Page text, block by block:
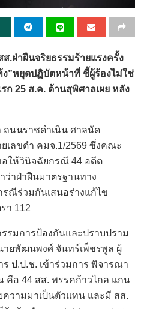
.ฝ่าฝืนจริยธรรมร้ายแรงครั้ง
ง”หยุดปฏิบัตหน้าที่ ชี้ผู้ร้องไม่ใช่
25 ส.ค. ด้านสุพิศาลเผย หลัง
ถนนราชดำเนิน ศาลนัด
ลขดำ คมจ.1/2569 ซึ่งคณะ
ให้วินิจฉัยกรณี 44 อดีต
ว่าฝ่าฝืนมาตรฐานทาง
รณีร่วมกันเสนอร่างแก้ไข
า 112
รมการป้องกันและปราบปราม
ายพัฒนพงศ์ จันทร์เพ็ชรพูล ผู้
ป.ป.ช. เข้าร่วมการ พิจารณา
คือ 44 สส. พรรคก้าวไกล แกน
วามมาเป็นตัวแทน และมี สส.